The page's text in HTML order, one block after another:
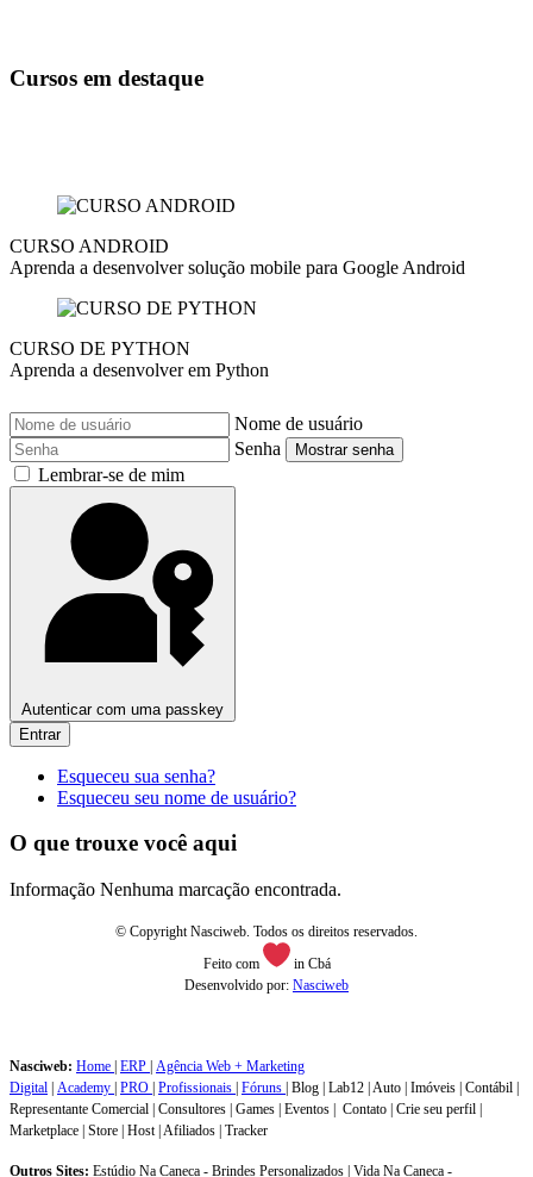
Cursos em destaque
CURSO ANDROID
Aprenda a desenvolver solução mobile para Google Android
CURSO DE PYTHON
Aprenda a desenvolver em Python
Nome de usuário
Senha
Mostrar senha
Lembrar-se de mim
Autenticar com uma passkey
Entrar
Esqueceu sua senha?
Esqueceu seu nome de usuário?
O que trouxe você aqui
Informação Nenhuma marcação encontrada.
© Copyright Nasciweb. Todos os direitos reservados.
Feito com
in Cbá
Desenvolvido por: Nasciweb
Nasciweb: Home ERP Agência Web + Marketing
Digital Academy PRO Profissionais Fóruns | Blog | Lab12 | Auto | Imóveis | Contábil |
Representante Comercial | Consultores | Games | Eventos | Contato | Crie seu perfil |
Marketplace | Store | Host | Afiliados | Tracker
Outros Sites: Estúdio Na Caneca - Brindes Personalizados | Vida Na Caneca -